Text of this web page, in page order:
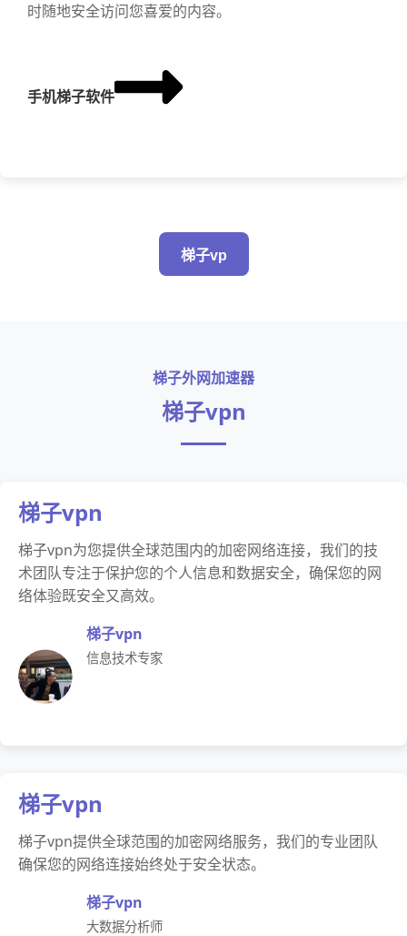
时随地安全访问您喜爱的内容。
手机梯子软件
梯子vp
梯子外网加速器
梯子vpn
梯子vpn
梯子vpn为您提供全球范围内的加密网络连接，我们的技
术团队专注于保护您的个人信息和数据安全，确保您的网
络体验既安全又高效。
梯子vpn
信息技术专家
梯子vpn
梯子vpn提供全球范围的加密网络服务，我们的专业团队
确保您的网络连接始终处于安全状态。
梯子vpn
大数据分析师